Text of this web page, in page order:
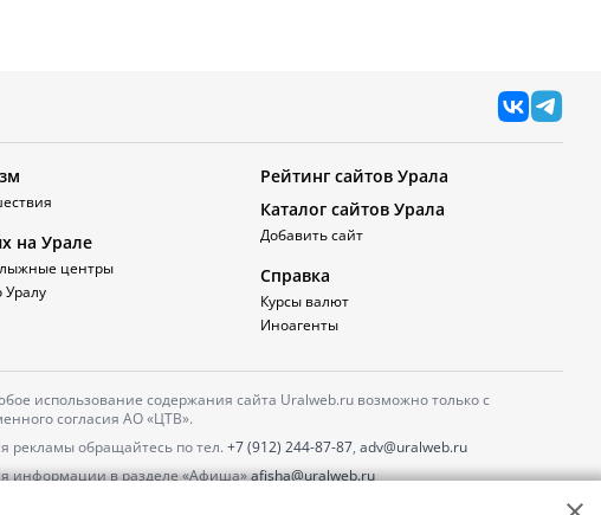
на Урале
центры
Уралу
Рейтинг сайтов Урала
Каталог сайтов Урала
Добавить сайт
Справка
Курсы валют
Иноагенты
использование содержания сайта Uralweb.ru возможно только с
согласия АО «ЦТВ».
рекламы обращайтесь по тел. +7 (912) 244-87-87, adv@uralweb.ru
информации в разделе «Афиша»afisha@uralweb.ru